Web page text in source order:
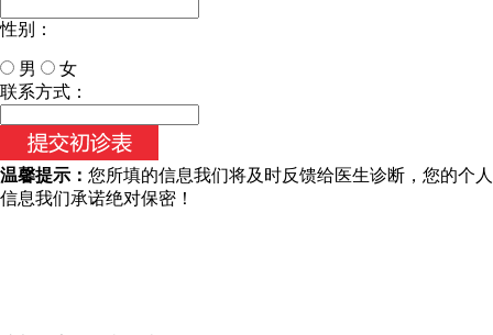
性别：
男
女
今天日期：
联系方式：
温馨提示： 您所填的信息我们将及时反馈给医生诊断，您的个人
信息我们承诺绝对保密！